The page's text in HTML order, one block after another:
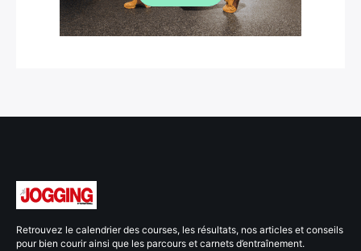
Retrouvez le calendrier des courses, les résultats, nos articles et conseils
pour bien courir ainsi que les parcours et carnets d’entraînement.